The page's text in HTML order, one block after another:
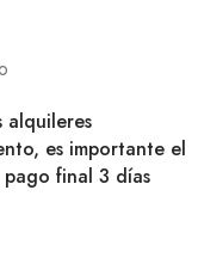
alquileres
es importante el
final 3 días